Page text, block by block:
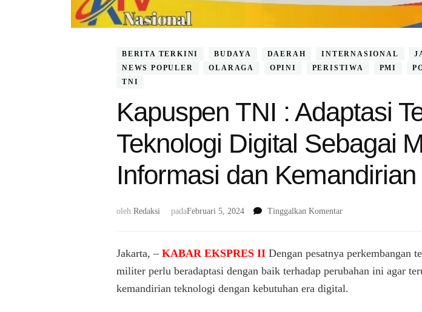
BERITA TERKINI BUDAYA DAERAH INTERNASIONAL
NEWS POPULER
OLARAGA OPINI PERISTIWA PMI
TNI
Kapuspen TNI : Adaptasi
Teknologi Digital Sebagai
Informasi dan Kemandirian
oleh Redaksi padaFebruari 5, 2024 Tinggalkan Komentarpada
Adaptasi
Terhadap
Perkembangan
Jakarta, – KABAR EKSPRES II Dengan pesatnya perkembangan
militer perlu beradaptasi dengan baik terhadap perubahan ini agar
kemandirian teknologi dengan kebutuhan era digital.